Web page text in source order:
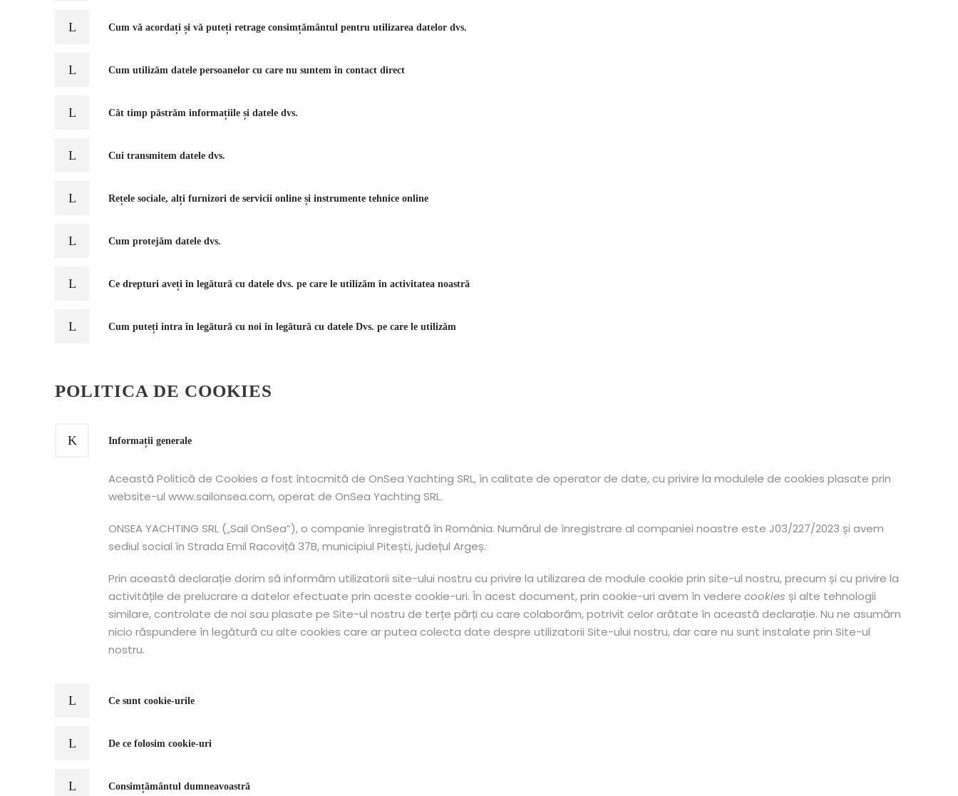
Cum vă acordați și vă puteți retrage consimțământul pentru utilizarea datelor dvs.
Cum utilizăm datele persoanelor cu care nu suntem în contact direct
Cât timp păstrăm informațiile și datele dvs.
Cui transmitem datele dvs.
Rețele sociale, alți furnizori de servicii online și instrumente tehnice online
Cum protejăm datele dvs.
Ce drepturi aveți în legătură cu datele dvs. pe care le utilizăm în activitatea noastră
Cum puteți intra în legătură cu noi în legătură cu datele Dvs. pe care le utilizăm
POLITICA DE COOKIES
Informații generale
Această Politică de Cookies a fost întocmită de OnSea Yachting SRL, în calitate de operator de date, cu privire la modulele de cookies plasate prin
website-ul www.sailonsea.com, operat de OnSea Yachting SRL.
ONSEA YACHTING SRL („Sail OnSea”), o companie înregistrată în România. Numărul de înregistrare al companiei noastre este J03/227/2023 și avem
sediul social în Strada Emil Racoviță 37B, municipiul Pitești, județul Argeș.
Prin această declarație dorim să informăm utilizatorii site-ului nostru cu privire la utilizarea de module cookie prin site-ul nostru, precum și cu privire la
activitățile de prelucrare a datelor efectuate prin aceste cookie-uri. În acest document, prin cookie-uri avem în vedere cookies și alte tehnologii
similare, controlate de noi sau plasate pe Site-ul nostru de terțe părți cu care colaborăm, potrivit celor arătate în această declarație. Nu ne asumăm
nicio răspundere în legătură cu alte cookies care ar putea colecta date despre utilizatorii Site-ului nostru, dar care nu sunt instalate prin Site-ul
nostru.
Ce sunt cookie-urile
De ce folosim cookie-uri
Consimțământul dumneavoastră